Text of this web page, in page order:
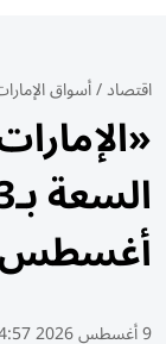
اقتصاد/أسواق
9 أغسطس 2026 14:57 مساء